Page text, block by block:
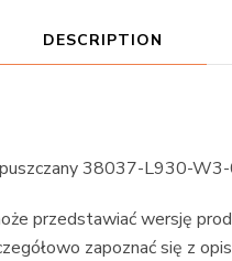
DESCRIPTION
38037-L930-
przedstawiać wersję
zapoznać się z